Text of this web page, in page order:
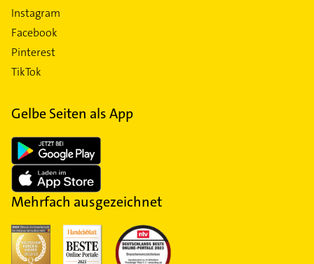
Instagram
Facebook
Pinterest
TikTok
Gelbe Seiten als App
Mehrfach ausgezeichnet